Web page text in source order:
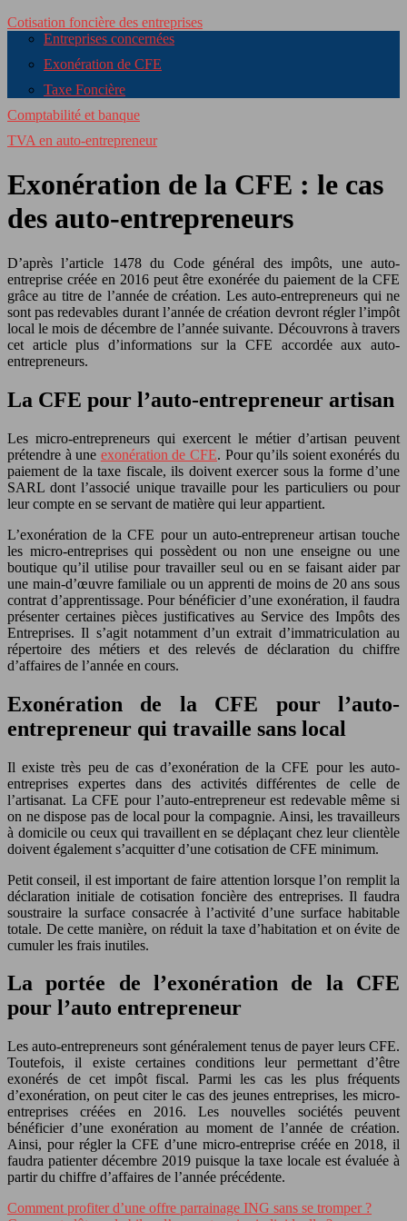
Cotisation foncière des entreprises
Entreprises concernées
Exonération de CFE
Taxe Foncière
Comptabilité et banque
TVA en auto-entrepreneur
Exonération de la CFE : le cas
des auto-entrepreneurs
D’après l’article 1478 du Code général des impôts, une auto-
entreprise créée en 2016 peut être exonérée du paiement de la CFE
grâce au titre de l’année de création. Les auto-entrepreneurs qui ne
sont pas redevables durant l’année de création devront régler l’impôt
local le mois de décembre de l’année suivante. Découvrons à travers
cet article plus d’informations sur la CFE accordée aux auto-
entrepreneurs.
La CFE pour l’auto-entrepreneur artisan
Les micro-entrepreneurs qui exercent le métier d’artisan peuvent
prétendre à une exonération de CFE. Pour qu’ils soient exonérés du
paiement de la taxe fiscale, ils doivent exercer sous la forme d’une
SARL dont l’associé unique travaille pour les particuliers ou pour
leur compte en se servant de matière qui leur appartient.
L’exonération de la CFE pour un auto-entrepreneur artisan touche
les micro-entreprises qui possèdent ou non une enseigne ou une
boutique qu’il utilise pour travailler seul ou en se faisant aider par
une main-d’œuvre familiale ou un apprenti de moins de 20 ans sous
contrat d’apprentissage. Pour bénéficier d’une exonération, il faudra
présenter certaines pièces justificatives au Service des Impôts des
Entreprises. Il s’agit notamment d’un extrait d’immatriculation au
répertoire des métiers et des relevés de déclaration du chiffre
d’affaires de l’année en cours.
Exonération de la CFE pour l’auto-
entrepreneur qui travaille sans local
Il existe très peu de cas d’exonération de la CFE pour les auto-
entreprises expertes dans des activités différentes de celle de
l’artisanat. La CFE pour l’auto-entrepreneur est redevable même si
on ne dispose pas de local pour la compagnie. Ainsi, les travailleurs
à domicile ou ceux qui travaillent en se déplaçant chez leur clientèle
doivent également s’acquitter d’une cotisation de CFE minimum.
Petit conseil, il est important de faire attention lorsque l’on remplit la
déclaration initiale de cotisation foncière des entreprises. Il faudra
soustraire la surface consacrée à l’activité d’une surface habitable
totale. De cette manière, on réduit la taxe d’habitation et on évite de
cumuler les frais inutiles.
La portée de l’exonération de la CFE
pour l’auto entrepreneur
Les auto-entrepreneurs sont généralement tenus de payer leurs CFE.
Toutefois, il existe certaines conditions leur permettant d’être
exonérés de cet impôt fiscal. Parmi les cas les plus fréquents
d’exonération, on peut citer le cas des jeunes entreprises, les micro-
entreprises créées en 2016. Les nouvelles sociétés peuvent
bénéficier d’une exonération au moment de l’année de création.
Ainsi, pour régler la CFE d’une micro-entreprise créée en 2018, il
faudra patienter décembre 2019 puisque la taxe locale est évaluée à
partir du chiffre d’affaires de l’année précédente.
Comment profiter d’une offre parrainage ING sans se tromper ?